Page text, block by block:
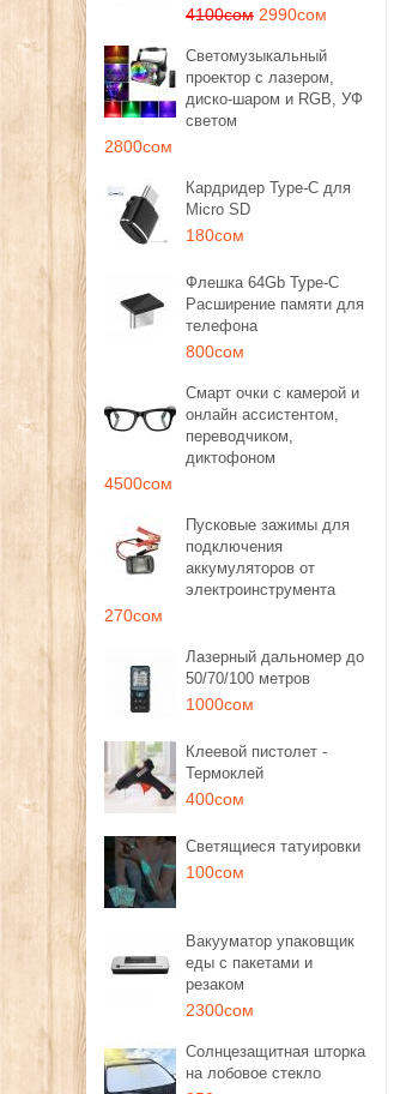
4100сом 2990сом
Светомузыкальный
проектор с лазером,
диско-шаром и RGB, УФ
светом
2800сом
Кардридер Type-C для
Micro SD
180сом
Флешка 64Gb Type-C
Расширение памяти для
телефона
800сом
Смарт очки с камерой и
онлайн ассистентом,
переводчиком,
диктофоном
4500сом
Пусковые зажимы для
подключения
аккумуляторов от
электроинструмента
270сом
Лазерный дальномер до
50/70/100 метров
1000сом
Клеевой пистолет -
Термоклей
400сом
Светящиеся татуировки
100сом
Вакууматор упаковщик
еды с пакетами и
резаком
2300сом
Солнцезащитная шторка
на лобовое стекло